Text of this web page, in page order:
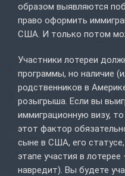
образом выявляются
право оформить
США. И только потом
Участники лотереи
программы, но наличие
родственников в
розыгрыша. Если вы
иммиграционную визу,
этот фактор
сыне в США, его
этапе участия в
навредит). Вы будете